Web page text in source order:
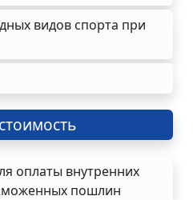
видов спорта при
оплаты внутренних
пошлин